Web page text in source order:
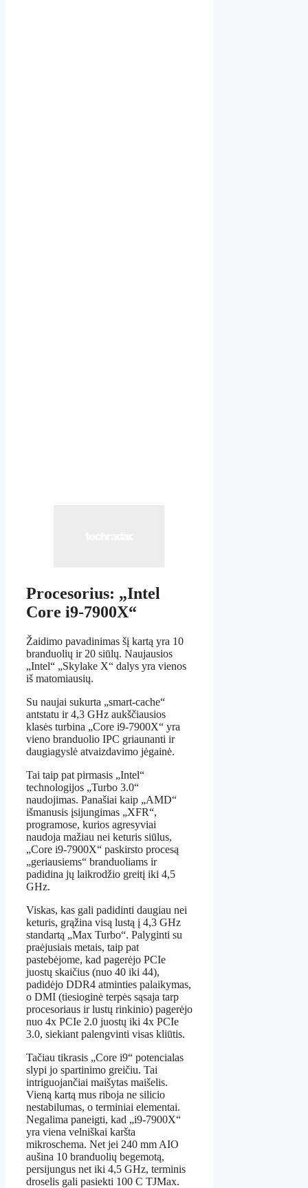
Procesorius: „Intel
Core i9-7900X“
Žaidimo pavadinimas šį kartą yra 10
branduolių ir 20 siūlų. Naujausios
„Intel“ „Skylake X“ dalys yra vienos
iš matomiausių.
Su naujai sukurta „smart-cache“
antstatu ir 4,3 GHz aukščiausios
klasės turbina „Core i9-7900X“ yra
vieno branduolio IPC griaunanti ir
daugiagyslė atvaizdavimo jėgainė.
Tai taip pat pirmasis „Intel“
technologijos „Turbo 3.0“
naudojimas. Panašiai kaip „AMD“
išmanusis įsijungimas „XFR“,
programose, kurios agresyviai
naudoja mažiau nei keturis siūlus,
„Core i9-7900X“ paskirsto procesą
„geriausiems“ branduoliams ir
padidina jų laikrodžio greitį iki 4,5
GHz.
Viskas, kas gali padidinti daugiau nei
keturis, grąžina visą lustą į 4,3 GHz
standartą „Max Turbo“. Palyginti su
praėjusiais metais, taip pat
pastebėjome, kad pagerėjo PCIe
juostų skaičius (nuo 40 iki 44),
padidėjo DDR4 atminties palaikymas,
o DMI (tiesioginė terpės sąsaja tarp
procesoriaus ir lustų rinkinio) pagerėjo
nuo 4x PCIe 2.0 juostų iki 4x PCIe
3.0, siekiant palengvinti visas kliūtis.
Tačiau tikrasis „Core i9“ potencialas
slypi jo spartinimo greičiu. Tai
intriguojančiai maišytas maišelis.
Vieną kartą mus riboja ne silicio
nestabilumas, o terminiai elementai.
Negalima paneigti, kad „i9-7900X“
yra viena velniškai karšta
mikroschema. Net jei 240 mm AIO
aušina 10 branduolių begemotą,
persijungus net iki 4,5 GHz, terminis
droselis gali pasiekti 100 C TJMax.